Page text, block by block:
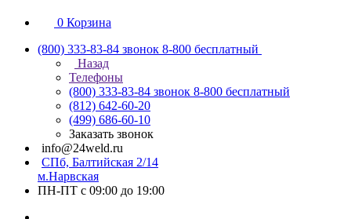
0 Корзина
(800) 333-83-84 звонок 8-800 бесплатный
Назад
Телефоны
(800) 333-83-84 звонок 8-800 бесплатный
(812) 642-60-20
(499) 686-60-10
Заказать звонок
info@24weld.ru
СПб, Балтийская 2/14
м.Нарвская
ПН-ПТ с 09:00 до 19:00